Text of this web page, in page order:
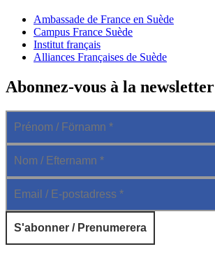
Ambassade de France en Suède
Campus France Suède
Institut français
Alliances Françaises de Suède
Abonnez-vous à la newsletter